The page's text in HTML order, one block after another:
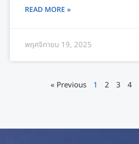
READ MORE »
พฤศจิกายน 19, 2025
« Previous 1 2 3 4